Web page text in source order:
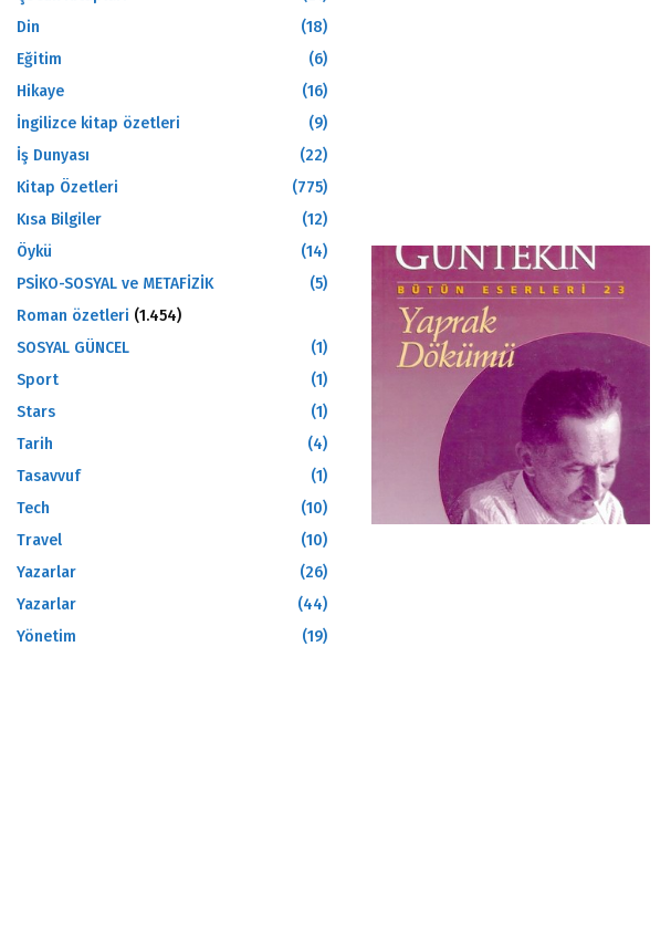
Din
(18)
Eğitim
(6)
Hikaye
(16)
İngilizce kitap özetleri
(9)
İş Dunyası
(22)
Kitap Özetleri
(775)
Kısa Bilgiler
(12)
Öykü
(14)
PSİKO-SOSYAL ve METAFİZİK
(5)
Roman özetleri (1.454)
SOSYAL GÜNCEL
(1)
Sport
(1)
Stars
(1)
Tarih
(4)
Tasavvuf
(1)
Tech
(10)
Travel
(10)
Yazarlar
(26)
Yazarlar
(44)
Yönetim
(19)